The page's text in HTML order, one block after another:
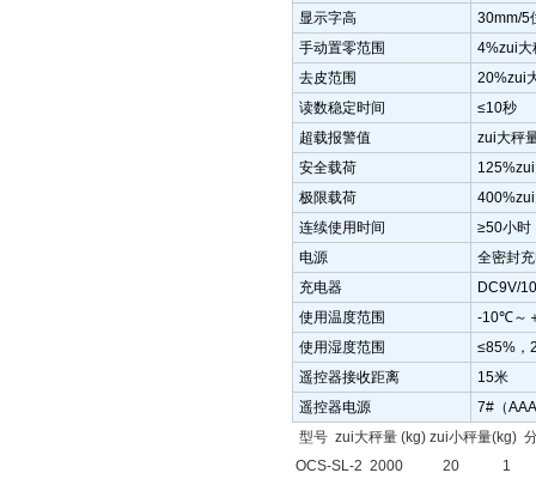
显示字高
30mm/5
手动置零范围
4%zui
去皮范围
20%zui
读数稳定时间
≤10秒
超载报警值
zui大秤
安全载荷
极限载荷
连续使用时间
≥50小
电源
全密封
充电器
DC9V/
使用温度范围
-10℃～
使用湿度范围
≤85%
遥控器接收距离
15米
遥控器电源
7#（
型号 zui大秤量 (kg) zui小秤量(kg)
OCS-SL-2 2000 20 1